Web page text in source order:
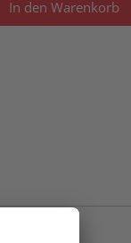
In den Warenkorb